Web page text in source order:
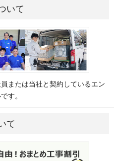
いて
または当社と契約しているエン
す。
て